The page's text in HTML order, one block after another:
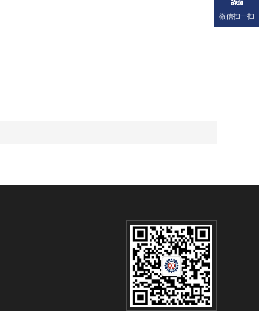
微信扫一扫